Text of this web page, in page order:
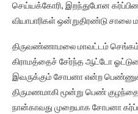
செய்யக்கோரி, இறந்துபோன
வியாபாரிகள் ஒன்றுதிரண்டு சாலை
திருவண்ணாமலை மாவட்டம் செங்கம்
கிராமத்தைச் சேர்ந்த ஆட்டோ
இவருக்கும் சோபனா என்ற
திருமணமாகி மூன்று பெண்
நான்காவது முறையாக சோபனா